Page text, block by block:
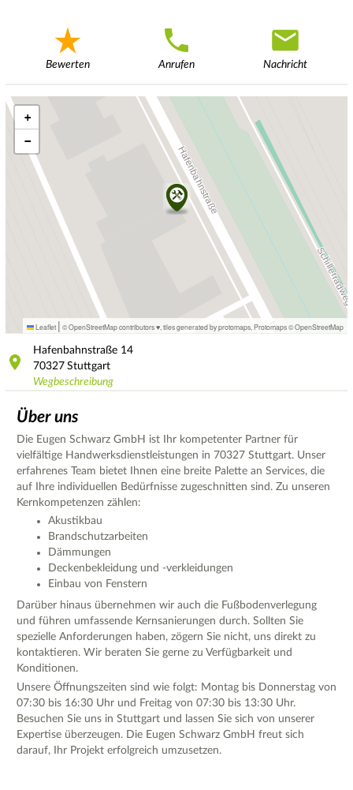
Bewerten Anrufen Nachricht
+
−
Leaflet | © OpenStreetMap contributors ♥, tiles generated by protomaps Protomaps©OpenStreetMap
Hafenbahnstraße 14
70327 Stuttgart
Wegbeschreibung
Über uns
Die Eugen Schwarz GmbH ist Ihr kompetenter Partner für
vielfältige Handwerksdienstleistungen in 70327 Stuttgart. Unser
erfahrenes Team bietet Ihnen eine breite Palette an Services, die
auf Ihre individuellen Bedürfnisse zugeschnitten sind. Zu unseren
Kernkompetenzen zählen:
Akustikbau
Brandschutzarbeiten
Dämmungen
Deckenbekleidung und -verkleidungen
Einbau von Fenstern
Darüber hinaus übernehmen wir auch die Fußbodenverlegung
und führen umfassende Kernsanierungen durch. Sollten Sie
spezielle Anforderungen haben, zögern Sie nicht, uns direkt zu
kontaktieren. Wir beraten Sie gerne zu Verfügbarkeit und
Konditionen.
Unsere Öffnungszeiten sind wie folgt: Montag bis Donnerstag von
07:30 bis 16:30 Uhr und Freitag von 07:30 bis 13:30 Uhr.
Besuchen Sie uns in Stuttgart und lassen Sie sich von unserer
Expertise überzeugen. Die Eugen Schwarz GmbH freut sich
darauf, Ihr Projekt erfolgreich umzusetzen.